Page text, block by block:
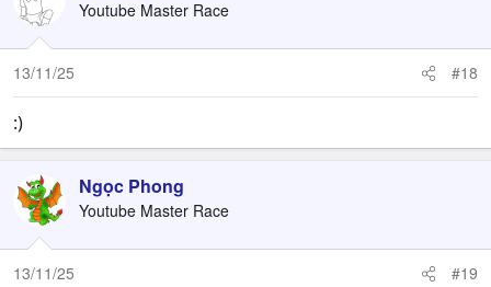
Youtube Master Race
13/11/25 #18
:)
Ngọc Phong
Youtube Master Race
13/11/25 #19